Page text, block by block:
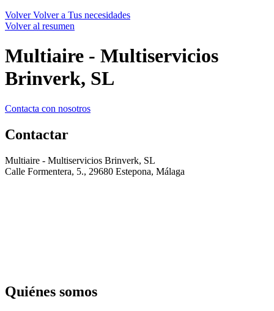
Volver Volver a Tus necesidades
Volver al resumen
Multiaire - Multiservicios
Brinverk, SL
Contacta con nosotros
Contactar
Multiaire - Multiservicios Brinverk, SL
Calle Formentera, 5., 29680 Estepona, Málaga
Quiénes somos